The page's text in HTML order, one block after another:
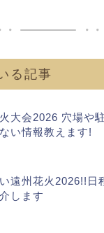
る記事
大会2026 穴場や
い情報教えます!
遠州花火2026!!日
します